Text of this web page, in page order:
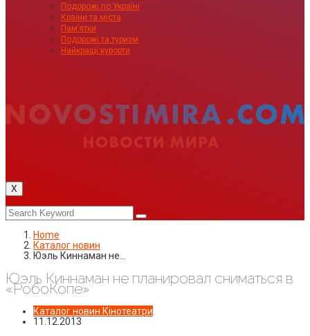
Подорожі по Україні
Країни та міста
Пам’ятки
Подорожі та туризм
Найкращі курорти
X
Home
Каталог новин
Юэль Киннаман не…
Юэль Киннаман не планировал сниматься в
«РобоКопе»
Каталог новин Кінотеатри
11.12.2013